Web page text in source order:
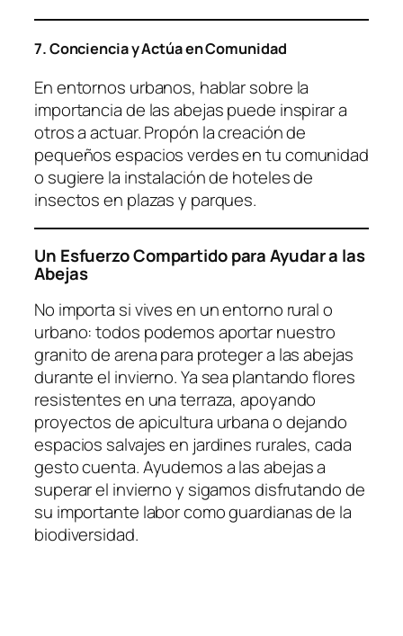
7. Conciencia y Actúa en Comunidad
En entornos urbanos, hablar sobre la
importancia de las abejas puede inspirar a
otros a actuar. Propón la creación de
pequeños espacios verdes en tu comunidad
o sugiere la instalación de hoteles de
insectos en plazas y parques.
Un Esfuerzo Compartido para Ayudar a las
Abejas
No importa si vives en un entorno rural o
urbano: todos podemos aportar nuestro
granito de arena para proteger a las abejas
durante el invierno. Ya sea plantando flores
resistentes en una terraza, apoyando
proyectos de apicultura urbana o dejando
espacios salvajes en jardines rurales, cada
gesto cuenta. Ayudemos a las abejas a
superar el invierno y sigamos disfrutando de
su importante labor como guardianas de la
biodiversidad.